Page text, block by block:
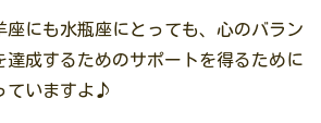
座にも水瓶座にとっても、心のバラン
達成するためのサポートを得るために
ていますよ♪